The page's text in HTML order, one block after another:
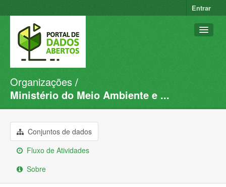
Entrar
Conjuntos de dados
Organizações
Sobre
Organizações
Ministério do Meio Ambiente e ...
Conjuntos de dados
Fluxo de Atividades
Sobre